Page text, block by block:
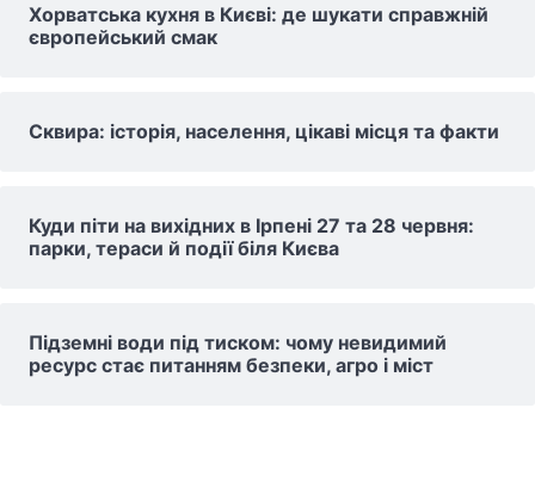
Хорватська кухня в Києві: де шукати справжній
європейський смак
Сквира: історія, населення, цікаві місця та факти
Куди піти на вихідних в Ірпені 27 та 28 червня:
парки, тераси й події біля Києва
Підземні води під тиском: чому невидимий
ресурс стає питанням безпеки, агро і міст